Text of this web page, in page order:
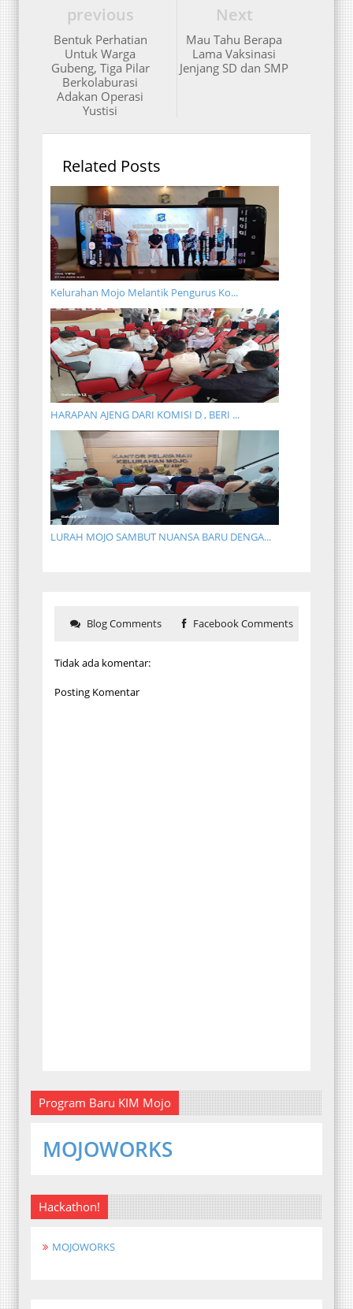
Next
Mau Tahu Berapa
Lama Vaksinasi
Jenjang SD dan SMP
previous
Bentuk Perhatian
Untuk Warga
Gubeng, Tiga Pilar
Berkolaburasi
Adakan Operasi
Yustisi
Related Posts
Kelurahan Mojo Melantik Pengurus Ko...
HARAPAN AJENG DARI KOMISI D , BERI ...
LURAH MOJO SAMBUT NUANSA BARU DENGA...
Blog Comments Facebook Comments
Tidak ada komentar:
Posting Komentar
Program Baru KIM Mojo
MOJOWORKS
Hackathon!
MOJOWORKS